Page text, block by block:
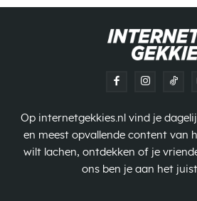
Op internetgekkies.nl vind je
en meest opvallende content van
wilt lachen, ontdekken of je
ons ben je aan het